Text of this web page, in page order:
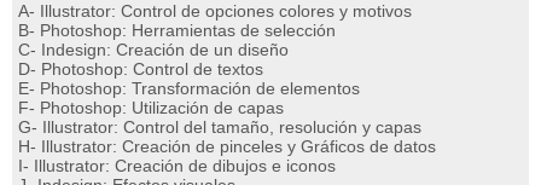
A- Illustrator: Control de opciones colores y motivos
B- Photoshop: Herramientas de selección
C- Indesign: Creación de un diseño
D- Photoshop: Control de textos
E- Photoshop: Transformación de elementos
F- Photoshop: Utilización de capas
G- Illustrator: Control del tamaño, resolución y capas
H- Illustrator: Creación de pinceles y Gráficos de datos
I- Illustrator: Creación de dibujos e iconos